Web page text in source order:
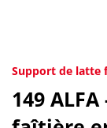
Support de latte
149